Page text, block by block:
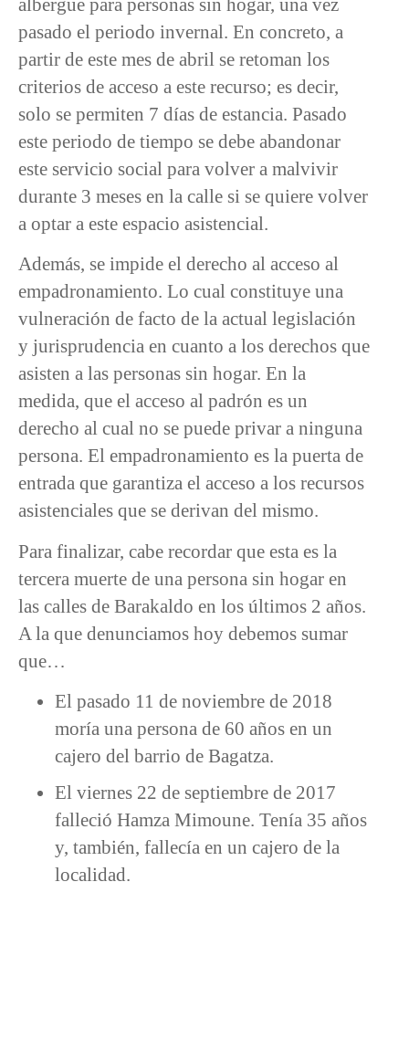
pasado el periodo invernal. En concreto, a
partir de este mes de abril se retoman los
criterios de acceso a este recurso; es decir,
solo se permiten 7 días de estancia. Pasado
este periodo de tiempo se debe abandonar
este servicio social para volver a malvivir
durante 3 meses en la calle si se quiere volver
a optar a este espacio asistencial.
Además, se impide el derecho al acceso al
empadronamiento. Lo cual constituye una
vulneración de facto de la actual legislación
y jurisprudencia en cuanto a los derechos que
asisten a las personas sin hogar. En la
medida, que el acceso al padrón es un
derecho al cual no se puede privar a ninguna
persona. El empadronamiento es la puerta de
entrada que garantiza el acceso a los recursos
asistenciales que se derivan del mismo.
Para finalizar, cabe recordar que esta es la
tercera muerte de una persona sin hogar en
las calles de Barakaldo en los últimos 2 años.
A la que denunciamos hoy debemos sumar
que…
El pasado 11 de noviembre de 2018
moría una persona de 60 años en un
cajero del barrio de Bagatza.
El viernes 22 de septiembre de 2017
falleció Hamza Mimoune. Tenía 35 años
y, también, fallecía en un cajero de la
localidad.